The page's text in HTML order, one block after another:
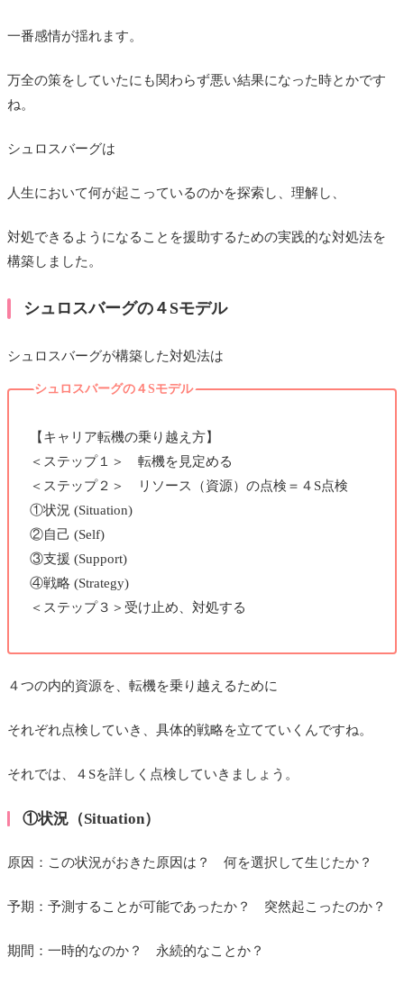
一番感情が揺れます。
万全の策をしていたにも関わらず悪い結果になった時とかです
ね。
シュロスバーグは
人生において何が起こっているのかを探索し、理解し、
対処できるようになることを援助するための実践的な対処法を
構築しました。
シュロスバーグの４Sモデル
シュロスバーグが構築した対処法は
シュロスバーグの４Sモデル
【キャリア転機の乗り越え方】
＜ステップ１＞ 転機を見定める
＜ステップ２＞ リソース（資源）の点検＝４S点検
①状況 (Situation)
②自己 (Self)
③支援 (Support)
④戦略 (Strategy)
＜ステップ３＞受け止め、対処する
４つの内的資源を、転機を乗り越えるために
それぞれ点検していき、具体的戦略を立てていくんですね。
それでは、４Sを詳しく点検していきましょう。
①状況（Situation）
原因：この状況がおきた原因は？ 何を選択して生じたか？
予期：予測することが可能であったか？ 突然起こったのか？
期間：一時的なのか？ 永続的なことか？